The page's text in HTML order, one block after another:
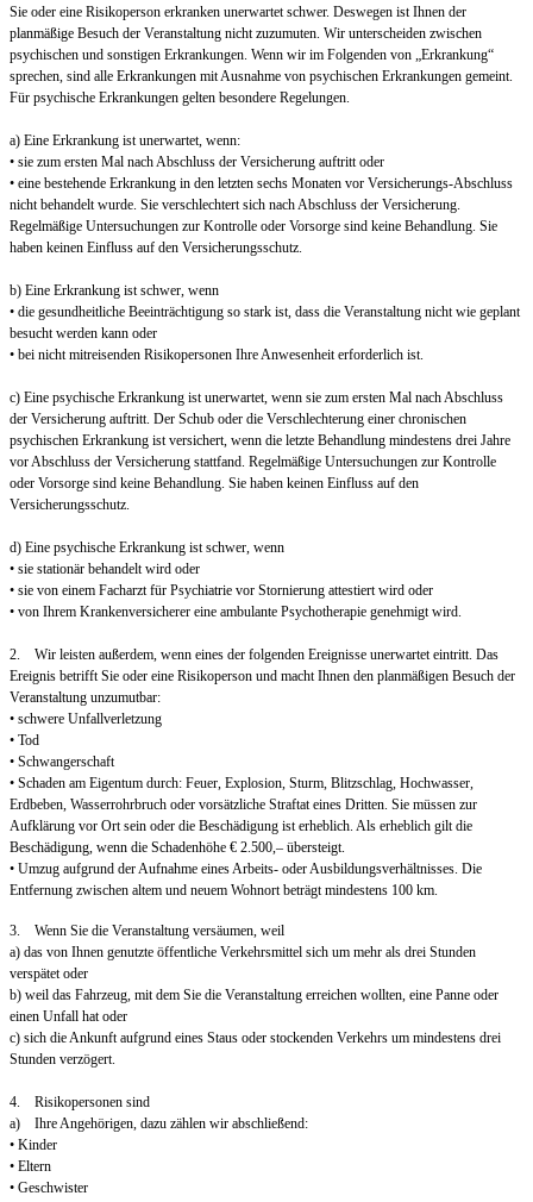
Sie oder eine Risikoperson erkranken unerwartet schwer. Deswegen ist Ihnen der
planmäßige Besuch der Veranstaltung nicht zuzumuten. Wir unterscheiden zwischen
psychischen und sonstigen Erkrankungen. Wenn wir im Folgenden von „Erkrankung“
sprechen, sind alle Erkrankungen mit Ausnahme von psychischen Erkrankungen gemeint.
Für psychische Erkrankungen gelten besondere Regelungen.
a) Eine Erkrankung ist unerwartet, wenn:
• sie zum ersten Mal nach Abschluss der Versicherung auftritt oder
• eine bestehende Erkrankung in den letzten sechs Monaten vor Versicherungs-Abschluss
nicht behandelt wurde. Sie verschlechtert sich nach Abschluss der Versicherung.
Regelmäßige Untersuchungen zur Kontrolle oder Vorsorge sind keine Behandlung. Sie
haben keinen Einfluss auf den Versicherungsschutz.
b) Eine Erkrankung ist schwer, wenn
• die gesundheitliche Beeinträchtigung so stark ist, dass die Veranstaltung nicht wie geplant
besucht werden kann oder
• bei nicht mitreisenden Risikopersonen Ihre Anwesenheit erforderlich ist.
c) Eine psychische Erkrankung ist unerwartet, wenn sie zum ersten Mal nach Abschluss
der Versicherung auftritt. Der Schub oder die Verschlechterung einer chronischen
psychischen Erkrankung ist versichert, wenn die letzte Behandlung mindestens drei Jahre
vor Abschluss der Versicherung stattfand. Regelmäßige Untersuchungen zur Kontrolle
oder Vorsorge sind keine Behandlung. Sie haben keinen Einfluss auf den
Versicherungsschutz.
d) Eine psychische Erkrankung ist schwer, wenn
• sie stationär behandelt wird oder
• sie von einem Facharzt für Psychiatrie vor Stornierung attestiert wird oder
• von Ihrem Krankenversicherer eine ambulante Psychotherapie genehmigt wird.
2. Wir leisten außerdem, wenn eines der folgenden Ereignisse unerwartet eintritt. Das
Ereignis betrifft Sie oder eine Risikoperson und macht Ihnen den planmäßigen Besuch der
Veranstaltung unzumutbar:
• schwere Unfallverletzung
• Tod
• Schwangerschaft
• Schaden am Eigentum durch: Feuer, Explosion, Sturm, Blitzschlag, Hochwasser,
Erdbeben, Wasserrohrbruch oder vorsätzliche Straftat eines Dritten. Sie müssen zur
Aufklärung vor Ort sein oder die Beschädigung ist erheblich. Als erheblich gilt die
Beschädigung, wenn die Schadenhöhe € 2.500,– übersteigt.
• Umzug aufgrund der Aufnahme eines Arbeits- oder Ausbildungsverhältnisses. Die
Entfernung zwischen altem und neuem Wohnort beträgt mindestens 100 km.
3. Wenn Sie die Veranstaltung versäumen, weil
a) das von Ihnen genutzte öffentliche Verkehrsmittel sich um mehr als drei Stunden
verspätet oder
b) weil das Fahrzeug, mit dem Sie die Veranstaltung erreichen wollten, eine Panne oder
einen Unfall hat oder
c) sich die Ankunft aufgrund eines Staus oder stockenden Verkehrs um mindestens drei
Stunden verzögert.
4. Risikopersonen sind
a) Ihre Angehörigen, dazu zählen wir abschließend:
• Kinder
• Eltern
• Geschwister